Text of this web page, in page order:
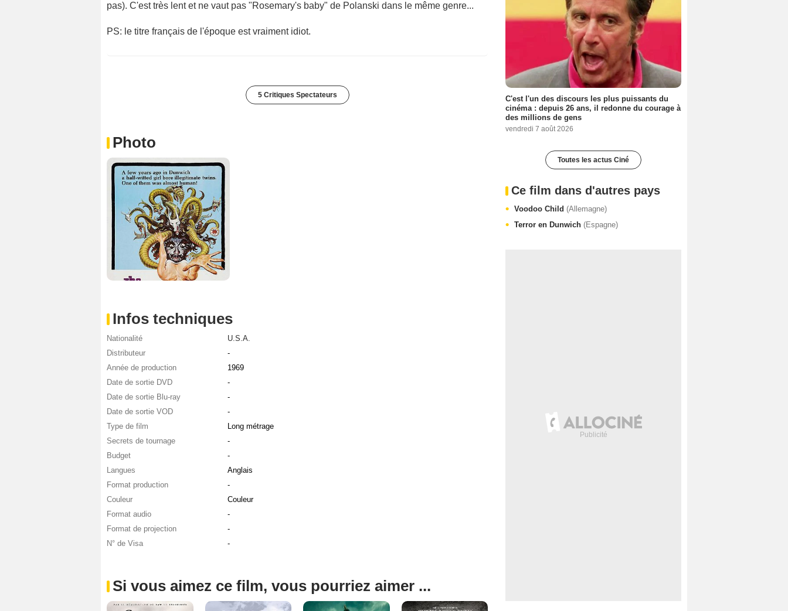
pas). C'est très lent et ne vaut pas "Rosemary's baby" de Polanski dans le même genre...
PS: le titre français de l'époque est vraiment idiot.
5 Critiques Spectateurs
Photo
Infos techniques
Nationalité
U.S.A.
Distributeur
-
Année de production
1969
Date de sortie DVD
-
Date de sortie Blu-ray
-
Date de sortie VOD
-
Type de film
Long métrage
Secrets de tournage
-
Budget
-
Langues
Anglais
Format production
-
Couleur
Couleur
Format audio
-
Format de projection
-
N° de Visa
-
Si vous aimez ce film, vous pourriez aimer ...
C'est l'un des discours les plus puissants du
cinéma : depuis 26 ans, il redonne du courage à
des millions de gens
vendredi 7 août 2026
Toutes les actus Ciné
Ce film dans d'autres pays
Voodoo Child (Allemagne)
Terror en Dunwich (Espagne)